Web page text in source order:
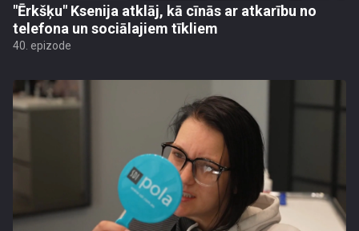
"Ērkšķu" Ksenija atklāj, kā cīnās ar atkarību no
telefona un sociālajiem tīkliem
40. epizode